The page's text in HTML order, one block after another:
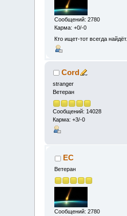
Сообщений: 2780
Карма: +0/-0
Кто ищет-тот всегда найдёт.
Cord
stranger
Ветеран
Сообщений: 14028
Карма: +3/-0
EC
Ветеран
Сообщений: 2780